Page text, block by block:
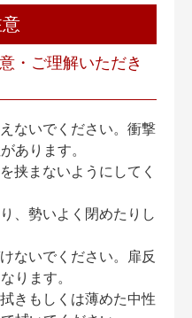
・ご理解いただき
ないでください。衝撃
あります。
挟まないようにしてく
、勢いよく閉めたりし
ないでください。扉反
ります。
きもしくは薄めた中性